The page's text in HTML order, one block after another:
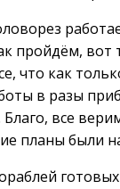
пройдём, вот
что как
в разы
Благо, все
планы были